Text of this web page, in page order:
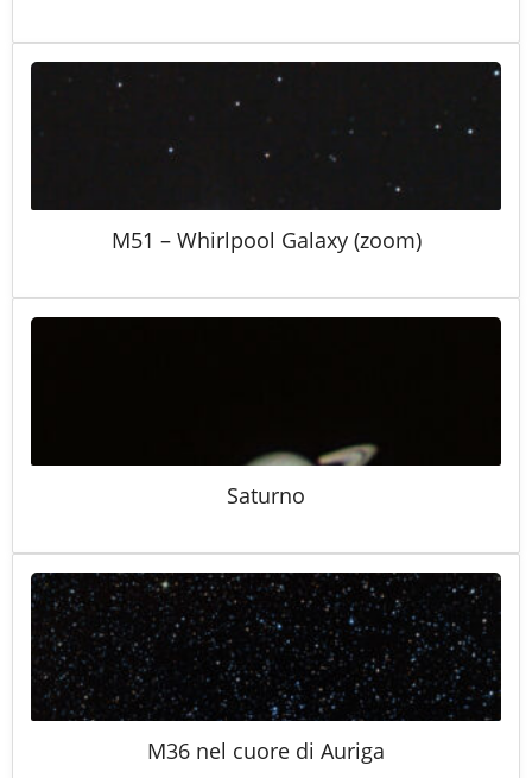
M51 – Whirlpool Galaxy (zoom)
Saturno
M36 nel cuore di Auriga